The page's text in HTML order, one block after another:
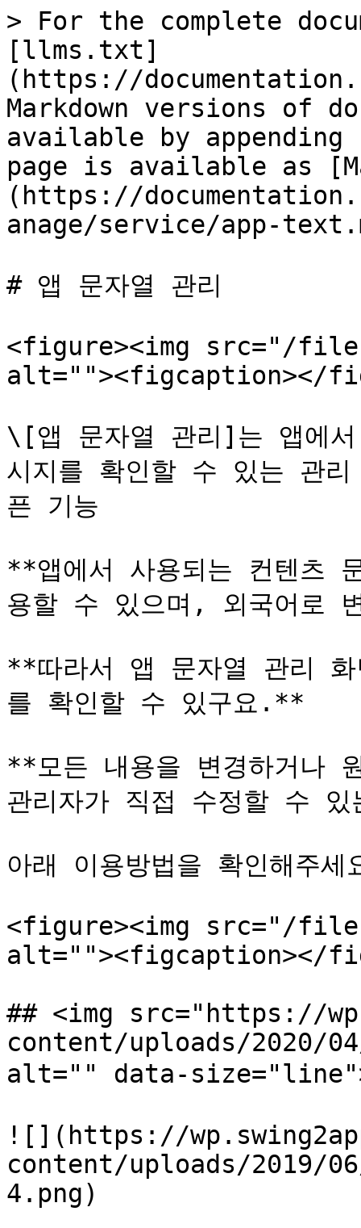
> For the complete
[llms.txt]
(https://
Markdown versions of
available by
page is available as
(https://
anage/service/app-
# 앱 문자열 관리
<figure><img src="/files/
alt=""><figcaption></
\[앱 문자열 관리]는 앱에
시지를 확인할 수 있는 관
픈 기능
**앱에서 사용되는 컨텐츠
용할 수 있으며, 외국어로
**따라서 앱 문자열 관리 화
를 확인할 수 있구요.**
**모든 내용을 변경하거나
관리자가 직접 수정할 수
아래 이용방법을 확인해주
<figure><img src="/files/
alt=""><figcaption></
## <img src="https://
content/uploads/2020/04/
alt="" data-size="line">
![](https://
content/uploads/2019/06/
4.png)